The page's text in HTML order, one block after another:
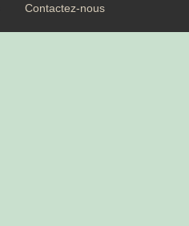
Contactez-nous